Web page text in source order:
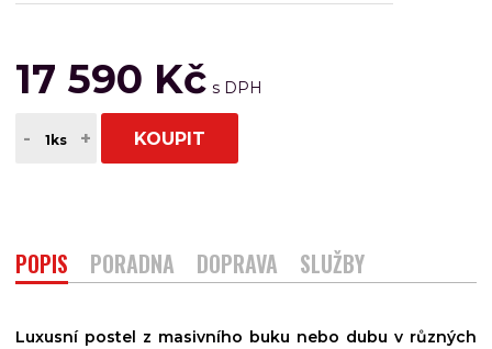
17 590 Kč
- + KOUPIT
POPIS PORADNA DOPRAVA SLUŽBY
Luxusní postel z masivního buku nebo dubu v různých